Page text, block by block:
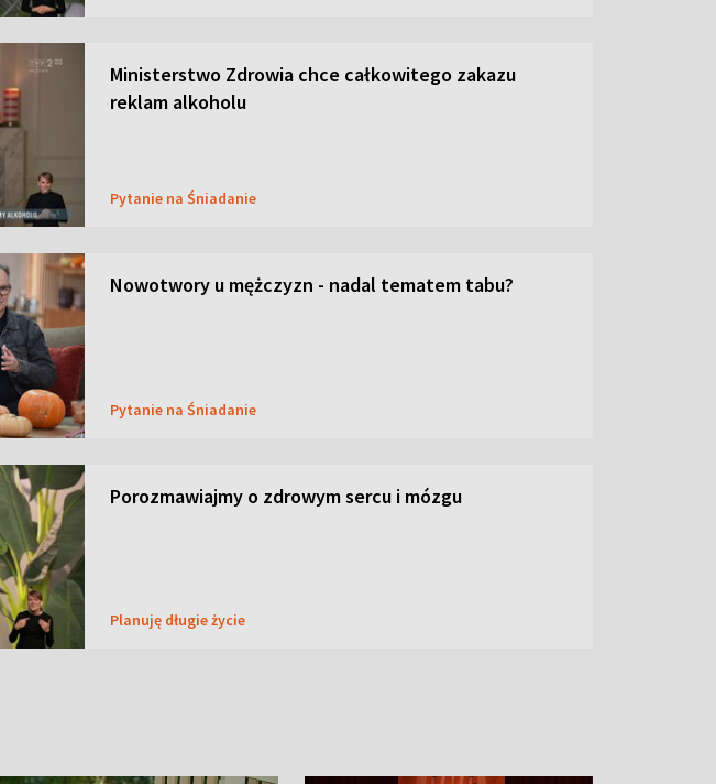
Ministerstwo Zdrowia chce całkowitego zakazu
reklam alkoholu
Pytanie na Śniadanie
Nowotwory u mężczyzn - nadal tematem tabu?
Pytanie na Śniadanie
Porozmawiajmy o zdrowym sercu i mózgu
Planuję długie życie